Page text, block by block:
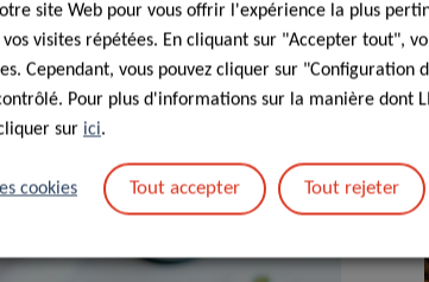
site Web pour vous offrir l'expérience la plus
visites répétées. En cliquant sur "Accepter tout",
Cependant, vous pouvez cliquer sur "Configuration
Pour plus d'informations sur la manière dont
sur ici.
cookies Tout accepter Tout rejeter